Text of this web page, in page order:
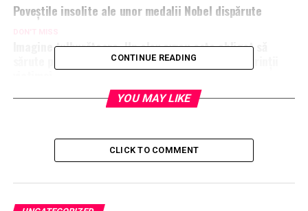
Poveştile insolite ale unor medalii Nobel dispărute
Imagine tulburătoare. Un elev evreu este obligat să
sărute pantofii unui coleg musulman. Ce spun părinţii
CONTINUE READING
YOU MAY LIKE
CLICK TO COMMENT